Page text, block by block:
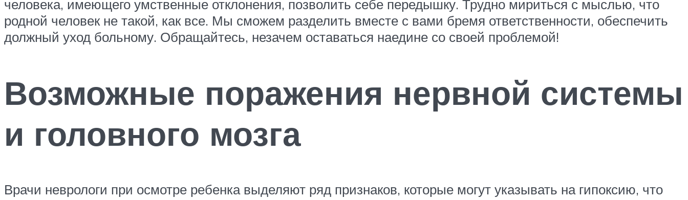
человека, имеющего умственные отклонения, позволить себе передышку. Трудно мириться с мыслью, что
родной человек не такой, как все. Мы сможем разделить вместе с вами бремя ответственности, обеспечить
должный уход больному. Обращайтесь, незачем оставаться наедине со своей проблемой!
Возможные поражения нервной системы
и головного мозга
Врачи неврологи при осмотре ребенка выделяют ряд признаков, которые могут указывать на гипоксию, что